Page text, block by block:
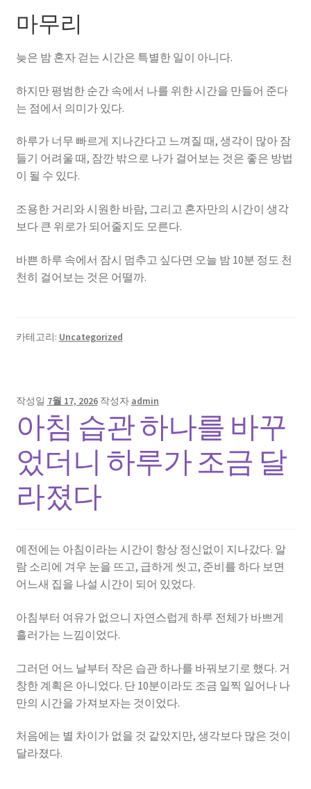
마무리
늦은 밤 혼자 걷는 시간은 특별한 일이 아니다.
하지만 평범한 순간 속에서 나를 위한 시간을 만들어 준다
는 점에서 의미가 있다.
하루가 너무 빠르게 지나간다고 느껴질 때, 생각이 많아 잠
들기 어려울 때, 잠깐 밖으로 나가 걸어보는 것은 좋은 방법
이 될 수 있다.
조용한 거리와 시원한 바람, 그리고 혼자만의 시간이 생각
보다 큰 위로가 되어줄지도 모른다.
바쁜 하루 속에서 잠시 멈추고 싶다면 오늘 밤 10분 정도 천
천히 걸어보는 것은 어떨까.
카테고리: Uncategorized
작성일 7월 17, 2026 작성자 admin
아침 습관 하나를 바꾸
었더니 하루가 조금 달
라졌다
예전에는 아침이라는 시간이 항상 정신없이 지나갔다. 알
람 소리에 겨우 눈을 뜨고, 급하게 씻고, 준비를 하다 보면
어느새 집을 나설 시간이 되어 있었다.
아침부터 여유가 없으니 자연스럽게 하루 전체가 바쁘게
흘러가는 느낌이었다.
그러던 어느 날부터 작은 습관 하나를 바꿔보기로 했다. 거
창한 계획은 아니었다. 단 10분이라도 조금 일찍 일어나 나
만의 시간을 가져보자는 것이었다.
처음에는 별 차이가 없을 것 같았지만, 생각보다 많은 것이
달라졌다.